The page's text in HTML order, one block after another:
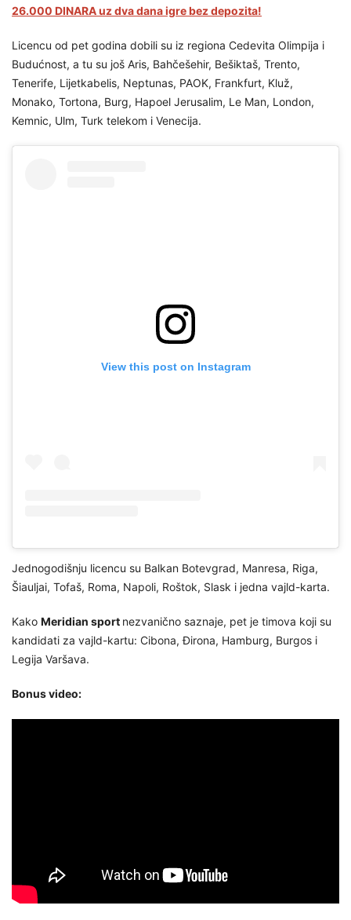
26.000 DINARA uz dva dana igre bez depozita!
Licencu od pet godina dobili su iz regiona Cedevita Olimpija i
Budućnost, a tu su još Aris, Bahčešehir, Bešiktaš, Trento,
Tenerife, Lijetkabelis, Neptunas, PAOK, Frankfurt, Kluž,
Monako, Tortona, Burg, Hapoel Jerusalim, Le Man, London,
Kemnic, Ulm, Turk telekom i Venecija.
View this post on Instagram
Jednogodišnju licencu su Balkan Botevgrad, Manresa, Riga,
Šiauljai, Tofaš, Roma, Napoli, Roštok, Slask i jedna vajld-karta.
Kako Meridian sport nezvanično saznaje, pet je timova koji su
kandidati za vajld-kartu: Cibona, Đirona, Hamburg, Burgos i
Legija Varšava.
Bonus video: